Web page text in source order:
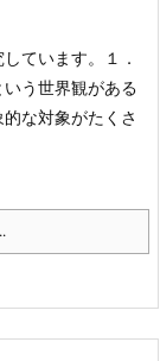
ています。
１．
う世界観がある
な対象がたくさ